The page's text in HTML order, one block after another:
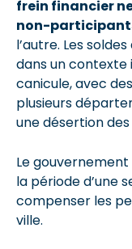
frein financier
non-
l’autre. Les
dans un contexte
canicule, avec
plusieurs
une désertion
Le
la période d’une
compenser les
ville.